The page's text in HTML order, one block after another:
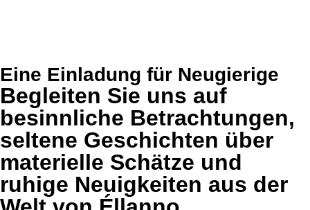
Eine Einladung für Neugierige
Begleiten Sie uns auf
besinnliche Betrachtungen,
seltene Geschichten über
materielle Schätze und
ruhige Neuigkeiten aus der